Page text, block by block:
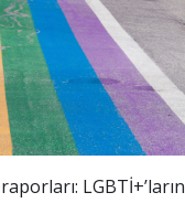
LGBTİ+’ların